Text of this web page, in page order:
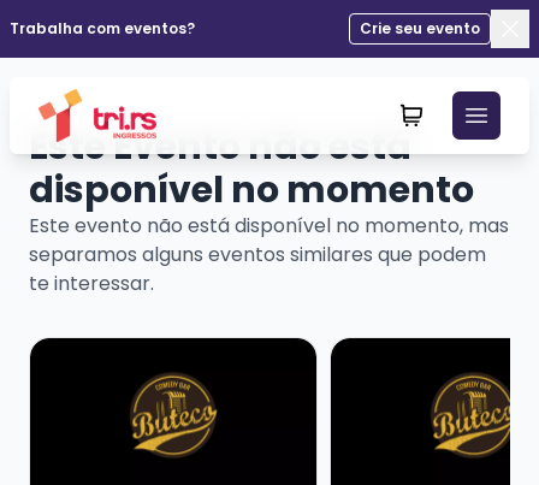
Trabalha com eventos?
Crie seu evento
Este Evento não está
disponível no momento
Este evento não está disponível no momento, mas
separamos alguns eventos similares que podem
te interessar.
Veja mais sobre MARCITO CASTRO - STANDUP
Veja mais sobre